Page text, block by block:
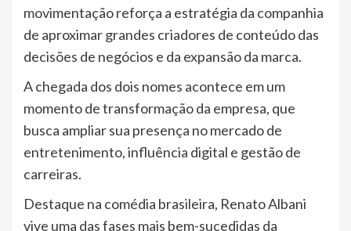
movimentação reforça a estratégia da companhia
de aproximar grandes criadores de conteúdo das
decisões de negócios e da expansão da marca.
A chegada dos dois nomes acontece em um
momento de transformação da empresa, que
busca ampliar sua presença no mercado de
entretenimento, influência digital e gestão de
carreiras.
Destaque na comédia brasileira, Renato Albani
vive uma das fases mais bem-sucedidas da